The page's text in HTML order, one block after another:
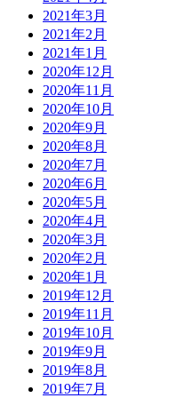
2021年3月
2021年2月
2021年1月
2020年12月
2020年11月
2020年10月
2020年9月
2020年8月
2020年7月
2020年6月
2020年5月
2020年4月
2020年3月
2020年2月
2020年1月
2019年12月
2019年11月
2019年10月
2019年9月
2019年8月
2019年7月